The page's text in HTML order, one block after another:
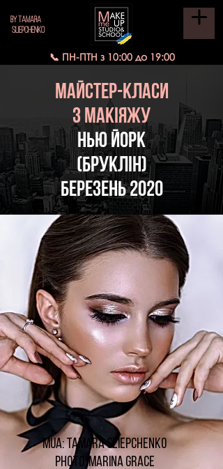
BY TAMARA
SLIEPCHENKO
📞 ПН-ПТН з 10:00 до 19:00
МАЙСТЕР-КЛАСИ
з МАКІЯЖУ
Нью Йорк
(БРУКЛІН)
березень 2020
MUA: Tamara Sliepchenko
Photo: Marina Grace